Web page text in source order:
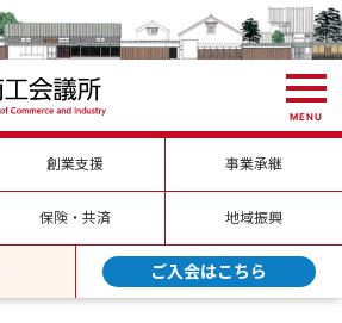
MENU
創業支援 事業承継
保険・共済 地域振興
ご入会はこちら